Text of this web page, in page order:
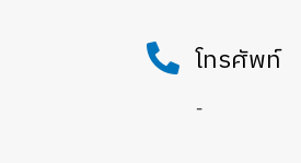
โทรศัพท์
-